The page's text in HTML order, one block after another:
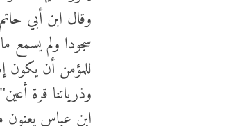
وقال ابن أبي
سجودا ولم يسمع
للمؤمن أن يكون
وذرياتنا قرة
ابن عباس يعنون